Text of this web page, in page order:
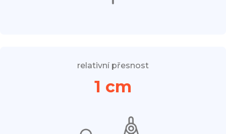
1 cm
relativní přesnost